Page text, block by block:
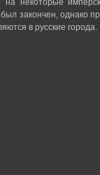
некоторые
закончен, однако
в русские города.